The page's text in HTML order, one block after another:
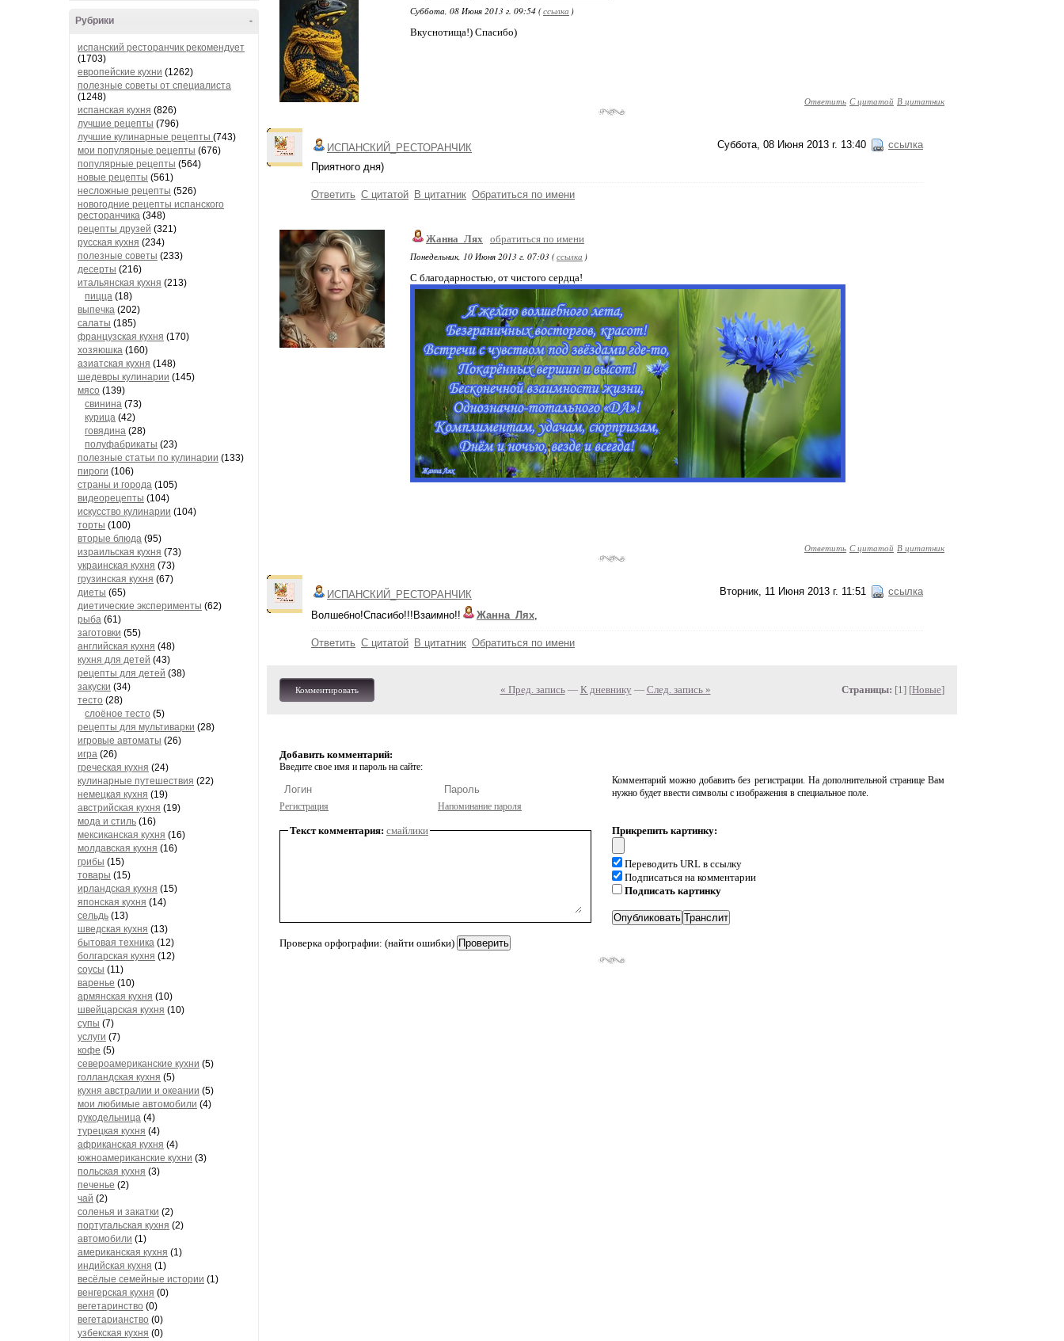
-
Рубрики
испанский ресторанчик рекомендует
(1703)
европейские кухни (1262)
полезные советы от специалиста
(1248)
испанская кухня (826)
лучшие рецепты (796)
лучшие кулинарные рецепты (743)
мои популярные рецепты (676)
популярные рецепты (564)
новые рецепты (561)
несложные рецепты (526)
новогодние рецепты испанского
ресторанчика (348)
рецепты друзей (321)
русская кухня (234)
полезные советы (233)
десерты (216)
итальянская кухня (213)
пицца (18)
выпечка (202)
салаты (185)
французская кухня (170)
хозяюшка (160)
азиатская кухня (148)
шедевры кулинарии (145)
мясо (139)
свинина (73)
курица (42)
говядина (28)
полуфабрикаты (23)
полезные статьи по кулинарии (133)
пироги (106)
страны и города (105)
видеорецепты (104)
искусство кулинарии (104)
торты (100)
вторые блюда (95)
израильская кухня (73)
украинская кухня (73)
грузинская кухня (67)
диеты (65)
диетические эксперименты (62)
рыба (61)
заготовки (55)
английская кухня (48)
кухня для детей (43)
рецепты для детей (38)
закуски (34)
тесто (28)
слоёное тесто (5)
рецепты для мультиварки (28)
игровые автоматы (26)
игра (26)
греческая кухня (24)
кулинарные путешествия (22)
немецкая кухня (19)
австрийская кухня (19)
мода и стиль (16)
мексиканская кухня (16)
молдавская кухня (16)
грибы (15)
товары (15)
ирландская кухня (15)
японская кухня (14)
сельдь (13)
шведская кухня (13)
бытовая техника (12)
болгарская кухня (12)
соусы (11)
варенье (10)
армянская кухня (10)
швейцарская кухня (10)
супы (7)
услуги (7)
кофе (5)
североамериканские кухни (5)
голландская кухня (5)
кухня австралии и океании (5)
мои любимые автомобили (4)
рукодельница (4)
турецкая кухня (4)
африканская кухня (4)
южноамериканские кухни (3)
польская кухня (3)
печенье (2)
чай (2)
соленья и закатки (2)
португальская кухня (2)
автомобили (1)
американская кухня (1)
индийская кухня (1)
весёлые семейные истории (1)
венгерская кухня (0)
вегетаринство (0)
вегетарианство (0)
узбекская кухня (0)
Суббота, 08 Июня 2013 г. 09:54 (ссылка )
Вкуснотища!) Спасибо)
Ответить С цитатой В цитатник
Суббота, 08 Июня 2013 г. 13:40 ссылка
ИСПАНСКИЙ_РЕСТОРАНЧИК
Приятного дня)
Ответить С цитатой В цитатник Обратиться по имени
Жанна_Лях
обратиться по имени
Понедельник, 10 Июня 2013 г. 07:03 (ссылка )
С благодарностью, от чистого сердца!
Ответить С цитатой В цитатник
Вторник, 11 Июня 2013 г. 11:51 ссылка
ИСПАНСКИЙ_РЕСТОРАНЧИК
Волшебно!Спасибо!!!Взаимно!!
Жанна_Лях
Ответить С цитатой В цитатник Обратиться по имени
Комментировать « Пред. запись— К дневнику — След. запись » Страницы: [1] [Новые]
Добавить комментарий:
Введите свое имя и пароль на сайте:
Регистрация Напоминание пароля
Комментарий можно добавить без регистрации. На дополнительной странице Вам
нужно будет ввести символы с изображения в специальное поле.
Текст комментария: смайлики
Проверка орфографии: (найти ошибки)
Прикрепить картинку:
Переводить URL в ссылку
Подписаться на комментарии
Подписать картинку